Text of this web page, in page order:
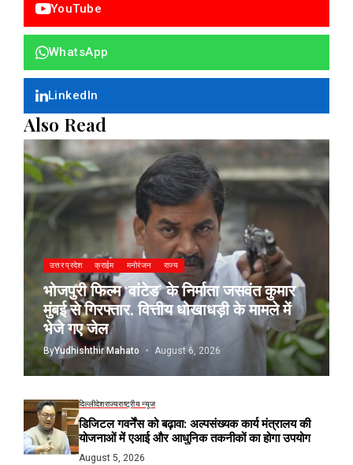
YouTube
WhatsApp
LinkedIn
Also Read
उत्तर प्रदेश क्राईम मनोरंजन राज्य
भोजपुरी फिल्म ‘वांटेड’ के निर्माता जसवंत कुमार
मुंबई से गिरफ्तार, वित्तीय धोखाधड़ी के मामले में
भेजे गए जेल
ByYudhishthir Mahato August 6, 2026
दिल्लीदेशराज्यराष्ट्रीय न्यूज
डिजिटल गवर्नेंस को बढ़ावा: अल्पसंख्यक कार्य मंत्रालय की
योजनाओं में एआई और आधुनिक तकनीकों का होगा उपयोग
August 5, 2026